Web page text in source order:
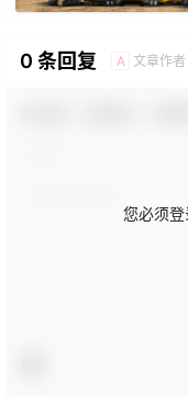
0 条回复 A 文章作者
您必须